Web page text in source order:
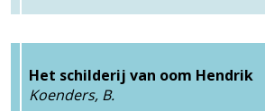
Het schilderij van oom Hendrik
Koenders, B.